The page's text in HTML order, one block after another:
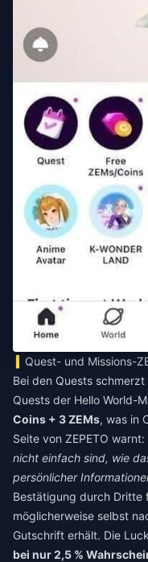
Quest- und Missions-
Bei den Quests
Quests der Hello World-
Coins + 3 ZEMs, was in
Seite von ZEPETO warnt:
nicht einfach sind, wie
persönlicher
Bestätigung durch Dritte
möglicherweise selbst
Gutschrift erhält. Die
bei nur 2,5 %